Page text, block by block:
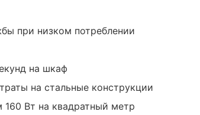
при низком потреблении
на шкаф
на стальные конструкции
Вт на квадратный метр